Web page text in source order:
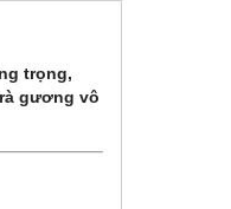
trọng,
gương vô